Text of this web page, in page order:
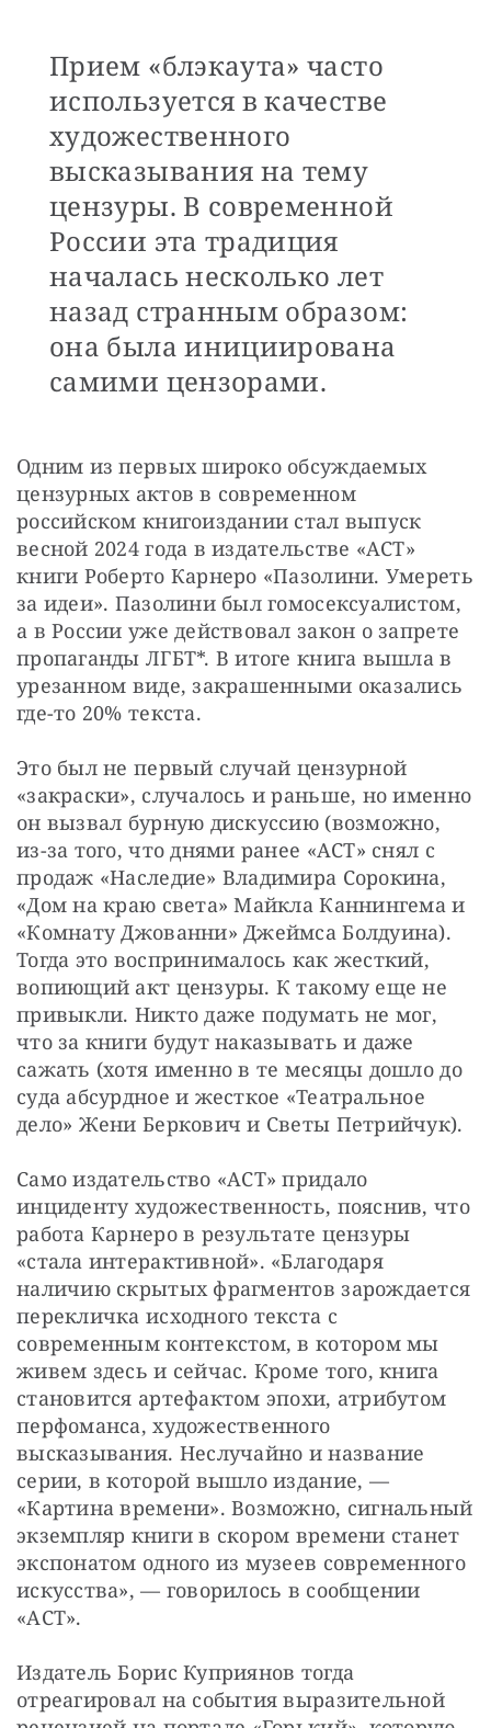
Прием «блэкаута» часто
используется в качестве
художественного
высказывания на тему
цензуры. В современной
России эта традиция
началась несколько лет
назад странным образом:
она была инициирована
самими цензорами.
Одним из первых широко обсуждаемых
цензурных актов в современном
российском книгоиздании стал выпуск
весной 2024 года в издательстве «АСТ»
книги Роберто Карнеро «Пазолини. Умереть
за идеи». Пазолини был гомосексуалистом,
а в России уже действовал закон о запрете
пропаганды ЛГБТ*. В итоге книга вышла в
урезанном виде, закрашенными оказались
где-то 20% текста.
Это был не первый случай цензурной
«закраски», случалось и раньше, но именно
он вызвал бурную дискуссию (возможно,
из-за того, что днями ранее «АСТ» снял с
продаж «Наследие» Владимира Сорокина,
«Дом на краю света» Майкла Каннингема и
«Комнату Джованни» Джеймса Болдуина).
Тогда это воспринималось как жесткий,
вопиющий акт цензуры. К такому еще не
привыкли. Никто даже подумать не мог,
что за книги будут наказывать и даже
сажать (хотя именно в те месяцы дошло до
суда абсурдное и жесткое «Театральное
дело» Жени Беркович и Светы Петрийчук).
Само издательство «АСТ» придало
инциденту художественность, пояснив, что
работа Карнеро в результате цензуры
«стала интерактивной». «Благодаря
наличию скрытых фрагментов зарождается
перекличка исходного текста с
современным контекстом, в котором мы
живем здесь и сейчас. Кроме того, книга
становится артефактом эпохи, атрибутом
перфоманса, художественного
высказывания. Неслучайно и название
серии, в которой вышло издание, —
«Картина времени». Возможно, сигнальный
экземпляр книги в скором времени станет
экспонатом одного из музеев современного
искусства», — говорилось в сообщении
«АСТ».
Издатель Борис Куприянов тогда
отреагировал на события выразительной